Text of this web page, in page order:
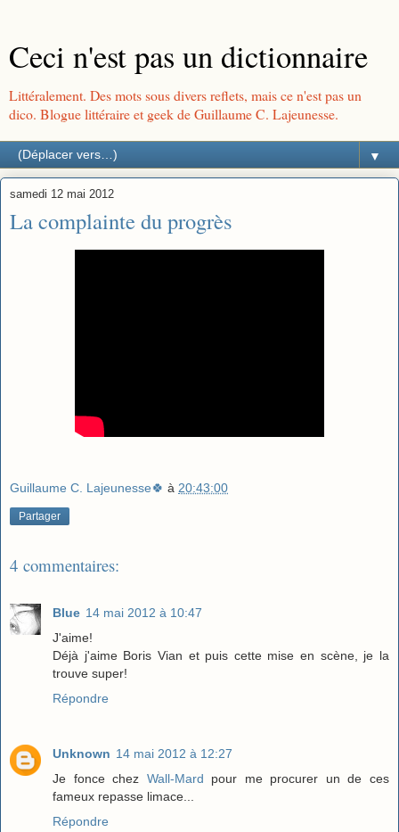
Ceci n'est pas un dictionnaire
Littéralement. Des mots sous divers reflets, mais ce n'est pas un
dico. Blogue littéraire et geek de Guillaume C. Lajeunesse.
▼
samedi 12 mai 2012
La complainte du progrès
Guillaume C. Lajeunesse🍀 à 20:43:00
Partager
4 commentaires:
Blue 14 mai 2012 à 10:47
J'aime!
Déjà j'aime Boris Vian et puis cette mise en scène, je la
trouve super!
Répondre
Unknown 14 mai 2012 à 12:27
Je fonce chez Wall-Mard pour me procurer un de ces
fameux repasse limace...
Répondre